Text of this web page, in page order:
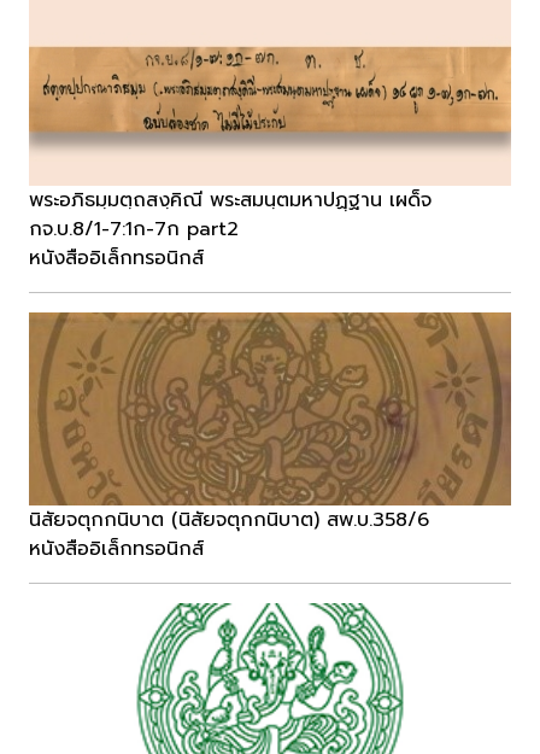
พระอภิธมฺมตฺถสงฺคิณี พระสมนฺตมหาปฏฺฐาน เผด็จ
กจ.บ.8/1-7:1ก-7ก part2
หนังสืออิเล็กทรอนิกส์
นิสัยจตุกกนิบาต (นิสัยจตุกกนิบาต) สพ.บ.358/6
หนังสืออิเล็กทรอนิกส์